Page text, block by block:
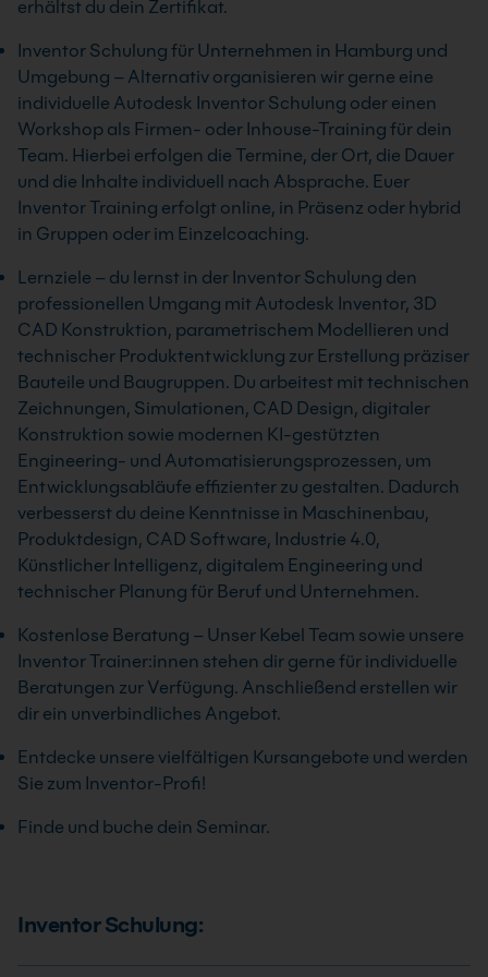
erhältst du dein Zertifikat.
Inventor Schulung für Unternehmen in Hamburg und
Umgebung – Alternativ organisieren wir gerne eine
individuelle Autodesk Inventor Schulung oder einen
Workshop als Firmen- oder Inhouse-Training für dein
Team. Hierbei erfolgen die Termine, der Ort, die Dauer
und die Inhalte individuell nach Absprache. Euer
Inventor Training erfolgt online, in Präsenz oder hybrid
in Gruppen oder im Einzelcoaching.
Lernziele – du lernst in der Inventor Schulung den
professionellen Umgang mit Autodesk Inventor, 3D
CAD Konstruktion, parametrischem Modellieren und
technischer Produktentwicklung zur Erstellung präziser
Bauteile und Baugruppen. Du arbeitest mit technischen
Zeichnungen, Simulationen, CAD Design, digitaler
Konstruktion sowie modernen KI-gestützten
Engineering- und Automatisierungsprozessen, um
Entwicklungsabläufe effizienter zu gestalten. Dadurch
verbesserst du deine Kenntnisse in Maschinenbau,
Produktdesign, CAD Software, Industrie 4.0,
Künstlicher Intelligenz, digitalem Engineering und
technischer Planung für Beruf und Unternehmen.
Kostenlose Beratung – Unser Kebel Team sowie unsere
Inventor Trainer:innen stehen dir gerne für individuelle
Beratungen zur Verfügung. Anschließend erstellen wir
dir ein unverbindliches Angebot.
Entdecke unsere vielfältigen Kursangebote und werden
Sie zum Inventor-Profi!
Finde und buche dein Seminar.
Inventor Schulung: